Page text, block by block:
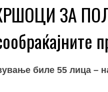
ЗА
биле 55 лица –